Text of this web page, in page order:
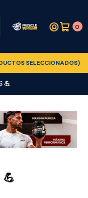
0
SELECCIONADOS)
💪
💪